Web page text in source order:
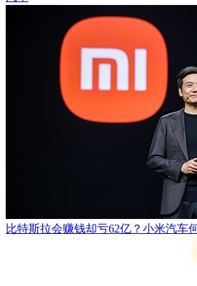
比特斯拉会赚钱却亏62亿？小米汽车